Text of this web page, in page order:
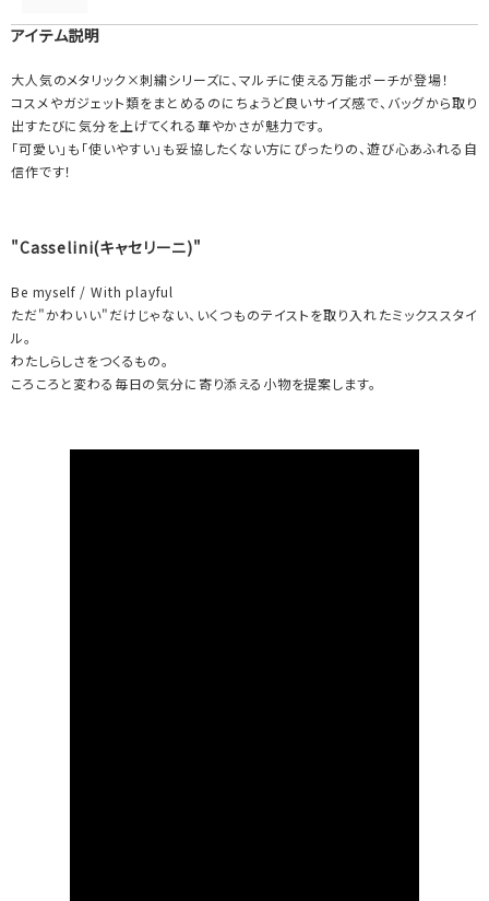
アイテム説明
大人気のメタリック×刺繍シリーズに、マルチに使える万能ポーチが登場！
コスメやガジェット類をまとめるのにちょうど良いサイズ感で、バッグから取り
出すたびに気分を上げてくれる華やかさが魅力です。
「可愛い」も「使いやすい」も妥協したくない方にぴったりの、遊び心あふれる自
信作です！
"Casselini(キャセリーニ)"
Be myself / With playful
ただ"かわいい"だけじゃない、いくつものテイストを取り入れたミックススタイ
ル。
わたしらしさをつくるもの。
ころころと変わる毎日の気分に寄り添える小物を提案します。